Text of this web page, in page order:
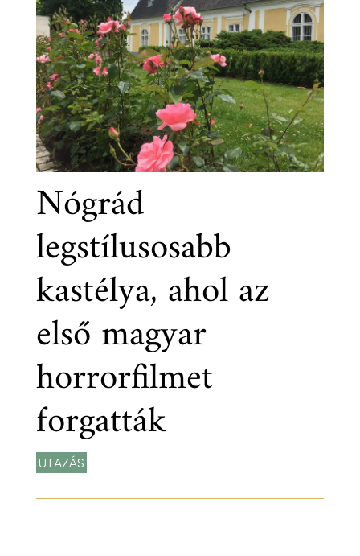
Nógrád
legstílusosabb
kastélya, ahol az
első magyar
horrorfilmet
forgatták
UTAZÁS